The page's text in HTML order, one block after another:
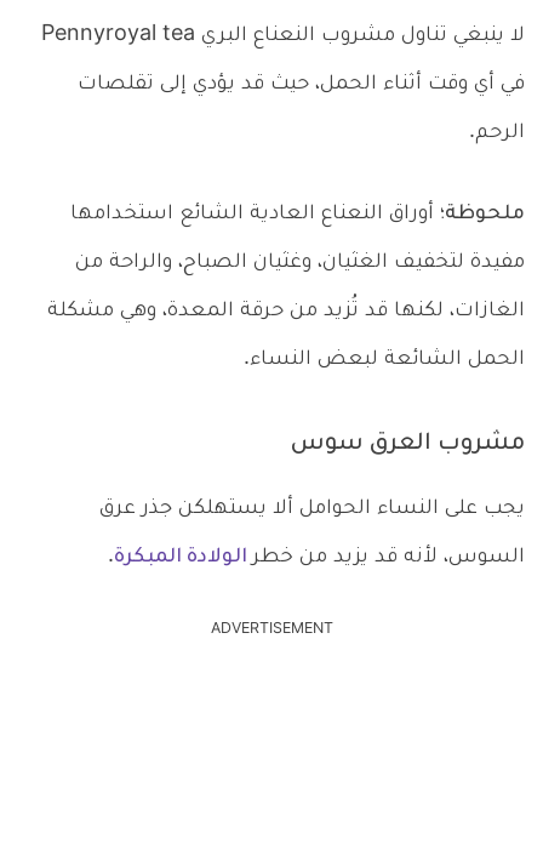
لا ينبغي تناول مشروب النعناع البري Pennyroyal tea
في أي وقت أثناء الحمل، حيث قد يؤدي إلى تقلصات
الرحم.
ملحوظة؛ أوراق النعناع العادية الشائع استخدامها
مفيدة لتخفيف الغثيان، وغثيان الصباح، والراحة من
الغازات، لكنها قد تُزيد من حرقة المعدة، وهي مشكلة
الحمل الشائعة لبعض النساء.
مشروب العرق سوس
يجب على النساء الحوامل ألا يستهلكن جذر عرق
السوس، لأنه قد يزيد من خطرالولادة المبكرة.
ADVERTISEMENT